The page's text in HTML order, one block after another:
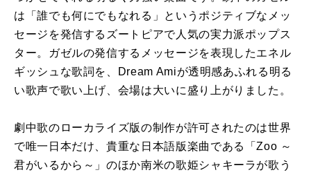
は「誰でも何にでもなれる」というポジティブなメッ
セージを発信するズートピアで人気の実力派ポップス
ター。ガゼルの発信するメッセージを表現したエネル
ギッシュな歌詞を、Dream Amiが透明感あふれる明る
い歌声で歌い上げ、会場は大いに盛り上がりました。
劇中歌のローカライズ版の制作が許可されたのは世界
で唯一日本だけ、貴重な日本語版楽曲である「Zoo ～
君がいるから～」のほか南米の歌姫シャキーラが歌う